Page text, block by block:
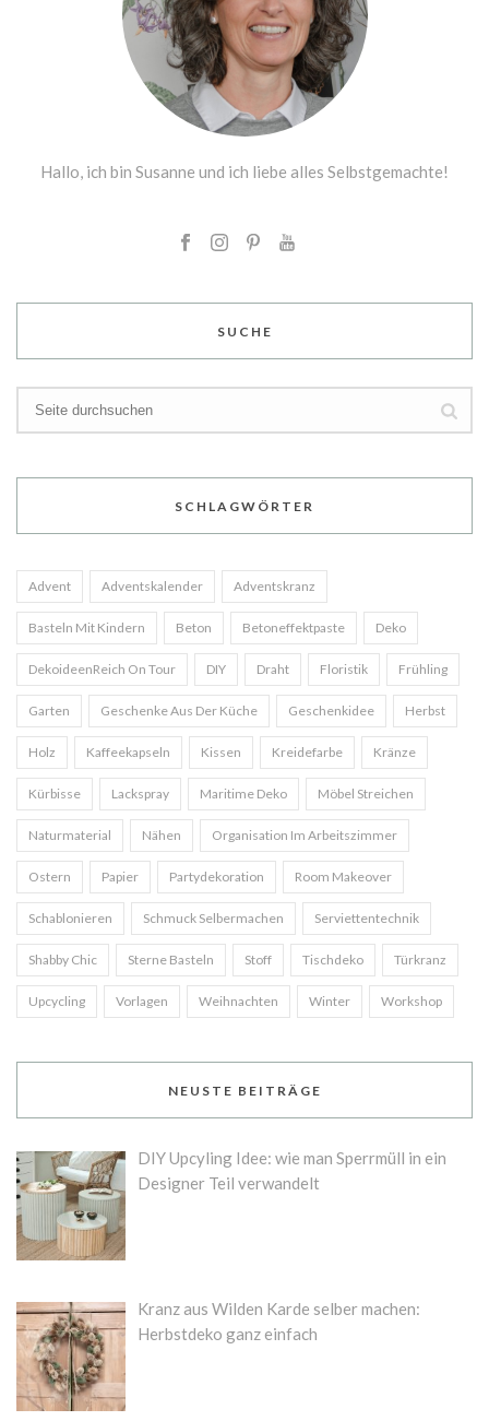
Hallo, ich bin Susanne und ich liebe alles Selbstgemachte!
SUCHE
SCHLAGWÖRTER
Advent Adventskalender Adventskranz
Basteln Mit Kindern Beton Betoneffektpaste Deko
DekoideenReich On Tour DIY Draht Floristik Frühling
Garten Geschenke Aus Der Küche Geschenkidee Herbst
Holz Kaffeekapseln Kissen Kreidefarbe Kränze
Kürbisse Lackspray Maritime Deko Möbel Streichen
Naturmaterial Nähen Organisation Im Arbeitszimmer
Ostern Papier Partydekoration Room Makeover
Schablonieren Schmuck Selbermachen Serviettentechnik
Shabby Chic Sterne Basteln Stoff Tischdeko Türkranz
Upcycling Vorlagen Weihnachten Winter Workshop
NEUSTE BEITRÄGE
DIY Upcyling Idee: wie man Sperrmüll in ein
Designer Teil verwandelt
Kranz aus Wilden Karde selber machen:
Herbstdeko ganz einfach